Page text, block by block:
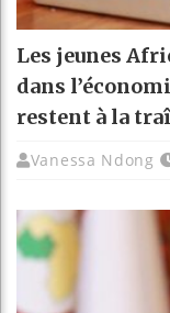
Les jeunes
dans
restent à la
Vanessa Ndong